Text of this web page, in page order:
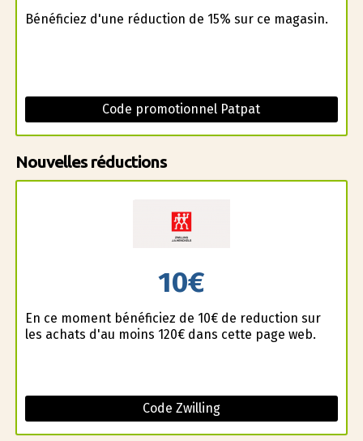
Bénéficiez d'une réduction de 15% sur ce magasin.
Code promotionnel Patpat
Nouvelles réductions
10€
En ce moment bénéficiez de 10€ de reduction sur
les achats d'au moins 120€ dans cette page web.
Code Zwilling